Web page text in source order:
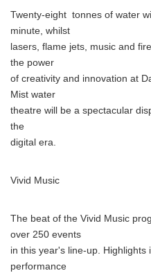
Twenty-eight tonnes of water
minute, whilst
lasers, flame jets, music and
the power
of creativity and innovation at
Mist water
theatre will be a spectacular
the
digital era.
Vivid Music
The beat of the Vivid Music
over 250 events
in this year's line-up. Highlights
performance